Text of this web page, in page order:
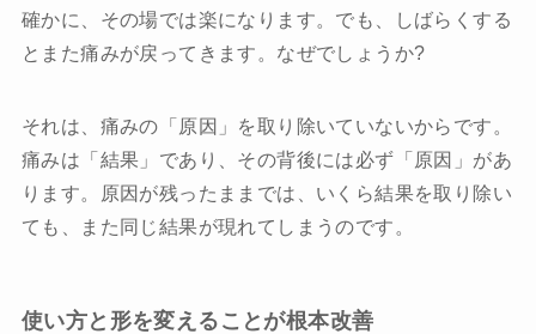
確かに、その場では楽になります。でも、しばらくする
とまた痛みが戻ってきます。なぜでしょうか?
それは、痛みの「原因」を取り除いていないからです。
痛みは「結果」であり、その背後には必ず「原因」があ
ります。原因が残ったままでは、いくら結果を取り除い
ても、また同じ結果が現れてしまうのです。
使い方と形を変えることが根本改善